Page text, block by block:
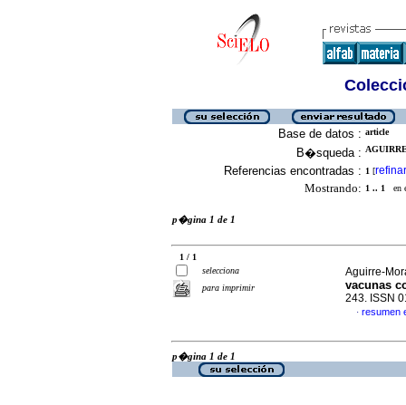
Base de datos : article
B�squeda :
Referencias encontradas : 1 [refinar
Mostrando: 1 .. 1 en
p�gina 1 de 1
1 / 1
selecciona
para imprimir
Aguirre-
vacunas
243. ISSN
· resumen
p�gina 1 de 1